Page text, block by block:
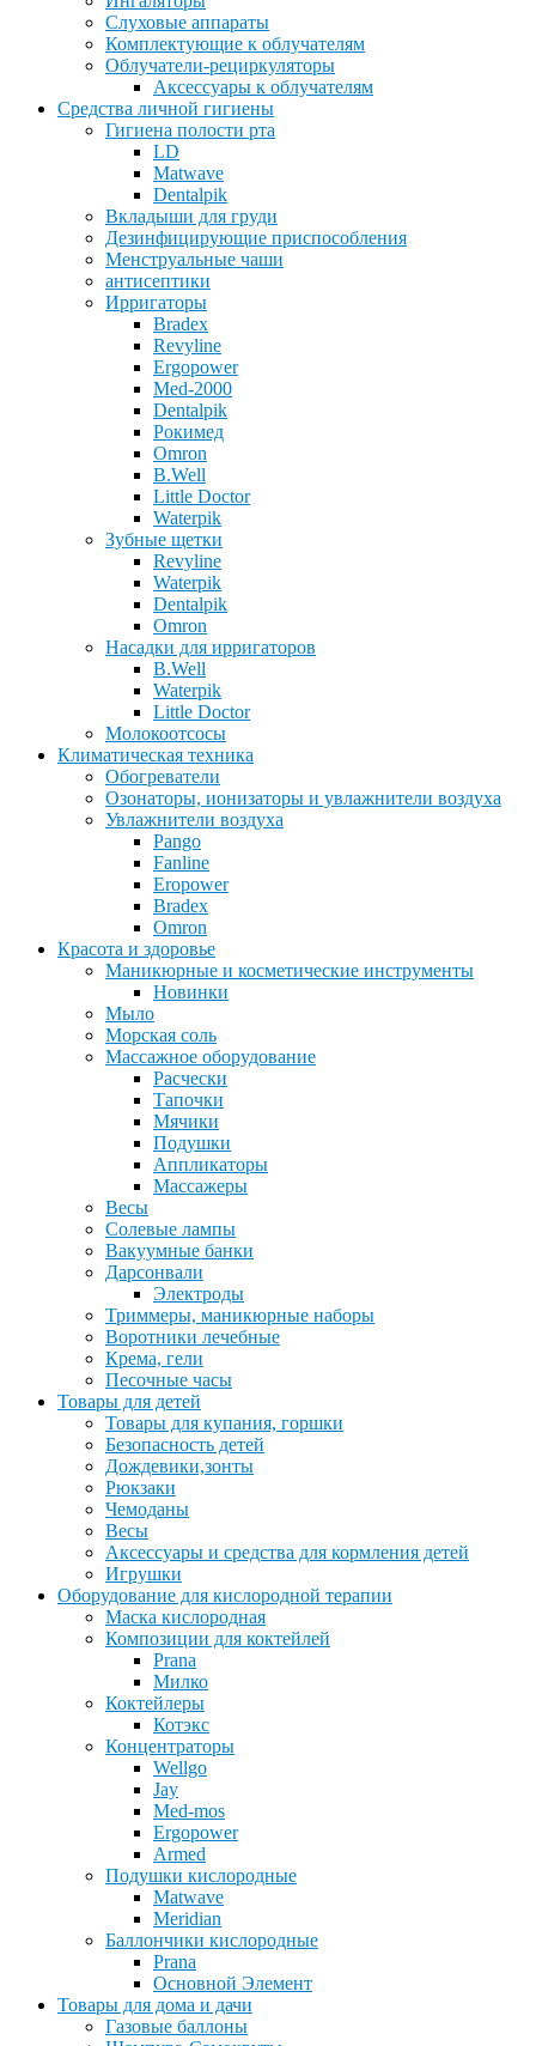
Слуховые аппараты
Комплектующие к облучателям
Облучатели-рециркуляторы
Аксессуары к облучателям
Средства личной гигиены
Гигиена полости рта
LD
Matwave
Dentalpik
Вкладыши для груди
Дезинфицирующие приспособления
Менструальные чаши
антисептики
Ирригаторы
Bradex
Revyline
Ergopower
Med-2000
Dentalpik
Рокимед
Omron
B.Well
Little Doctor
Waterpik
Зубные щетки
Revyline
Waterpik
Dentalpik
Omron
Насадки для ирригаторов
B.Well
Waterpik
Little Doctor
Молокоотсосы
Климатическая техника
Обогреватели
Озонаторы, ионизаторы и увлажнители воздуха
Увлажнители воздуха
Pango
Fanline
Eropower
Bradex
Omron
Красота и здоровье
Маникюрные и косметические инструменты
Новинки
Мыло
Морская соль
Массажное оборудование
Расчески
Тапочки
Мячики
Подушки
Аппликаторы
Массажеры
Весы
Солевые лампы
Вакуумные банки
Дарсонвали
Электроды
Триммеры, маникюрные наборы
Воротники лечебные
Крема, гели
Песочные часы
Товары для детей
Товары для купания, горшки
Безопасность детей
Дождевики,зонты
Рюкзаки
Чемоданы
Весы
Аксессуары и средства для кормления детей
Игрушки
Оборудование для кислородной терапии
Маска кислородная
Композиции для коктейлей
Prana
Милко
Коктейлеры
Котэкс
Концентраторы
Wellgo
Jay
Med-mos
Ergopower
Armed
Подушки кислородные
Matwave
Meridian
Баллончики кислородные
Prana
Основной Элемент
Товары для дома и дачи
Газовые баллоны